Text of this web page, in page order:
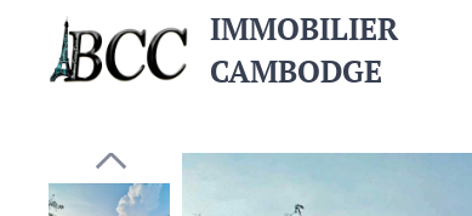
IMMOBILIER
CAMBODGE